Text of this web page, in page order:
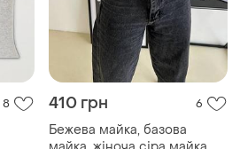
8 410 грн 6
Бежева майка, базова